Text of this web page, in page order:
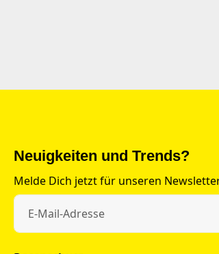
Neuigkeiten und Trends?
Melde Dich jetzt für unseren